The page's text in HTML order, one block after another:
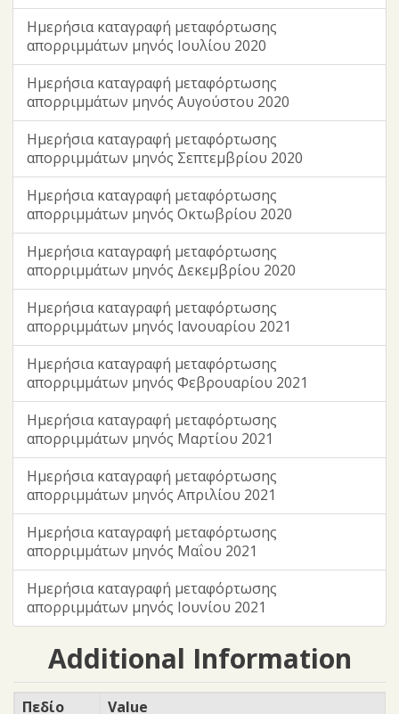
Ημερήσια καταγραφή μεταφόρτωσης
απορριμμάτων μηνός Ιουλίου 2020
Ημερήσια καταγραφή μεταφόρτωσης
απορριμμάτων μηνός Αυγούστου 2020
Ημερήσια καταγραφή μεταφόρτωσης
απορριμμάτων μηνός Σεπτεμβρίου 2020
Ημερήσια καταγραφή μεταφόρτωσης
απορριμμάτων μηνός Οκτωβρίου 2020
Ημερήσια καταγραφή μεταφόρτωσης
απορριμμάτων μηνός Δεκεμβρίου 2020
Ημερήσια καταγραφή μεταφόρτωσης
απορριμμάτων μηνός Ιανουαρίου 2021
Ημερήσια καταγραφή μεταφόρτωσης
απορριμμάτων μηνός Φεβρουαρίου 2021
Ημερήσια καταγραφή μεταφόρτωσης
απορριμμάτων μηνός Μαρτίου 2021
Ημερήσια καταγραφή μεταφόρτωσης
απορριμμάτων μηνός Απριλίου 2021
Ημερήσια καταγραφή μεταφόρτωσης
απορριμμάτων μηνός Μαΐου 2021
Ημερήσια καταγραφή μεταφόρτωσης
απορριμμάτων μηνός Ιουνίου 2021
Additional Information
Πεδίο Value